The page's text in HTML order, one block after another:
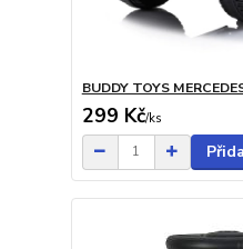
BUDDY TOYS
299 Kč/ks